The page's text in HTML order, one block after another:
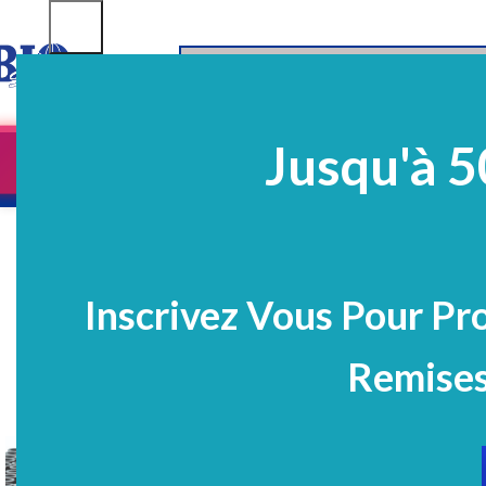
Jusqu'à
Inscrivez Vous Pour
EquipementsEQ Médico-Dentaires